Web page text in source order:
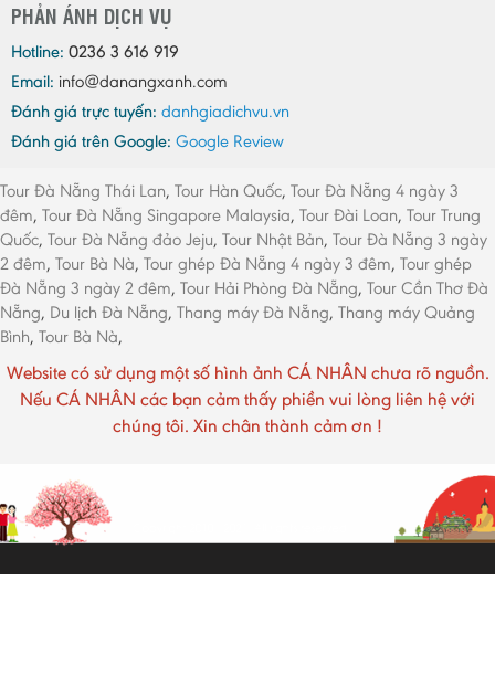
PHẢN ÁNH DỊCH VỤ
Hotline: 0236 3 616 919
Email: info@danangxanh.com
Đánh giá trực tuyến: danhgiadichvu.vn
Đánh giá trên Google: Google Review
Tour Đà Nẵng Thái Lan, Tour Hàn Quốc, Tour Đà Nẵng 4 ngày 3
đêm, Tour Đà Nẵng Singapore Malaysia, Tour Đài Loan, Tour Trung
Quốc, Tour Đà Nẵng đảo Jeju, Tour Nhật Bản, Tour Đà Nẵng 3 ngày
2 đêm, Tour Bà Nà, Tour ghép Đà Nẵng 4 ngày 3 đêm, Tour ghép
Đà Nẵng 3 ngày 2 đêm, Tour Hải Phòng Đà Nẵng, Tour Cần Thơ Đà
Nẵng, Du lịch Đà Nẵng, Thang máy Đà Nẵng, Thang máy Quảng
Bình, Tour Bà Nà,
Website có sử dụng một số hình ảnh CÁ NHÂN chưa rõ nguồn.
Nếu CÁ NHÂN các bạn cảm thấy phiền vui lòng liên hệ với
chúng tôi. Xin chân thành cảm ơn !